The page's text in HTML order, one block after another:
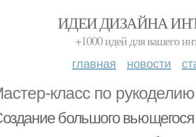
ИДЕИ ДИЗАЙНА
+1000 идей для вашего
главная новости
класс по рукоделию
большого